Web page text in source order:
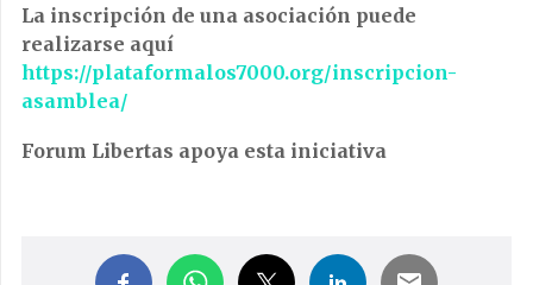
La inscripción de una asociación puede
realizarse aquí
https://plataformalos7000.org/inscripcion-
asamblea/
Forum Libertas apoya esta iniciativa